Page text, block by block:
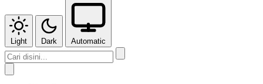
Light Dark Automatic